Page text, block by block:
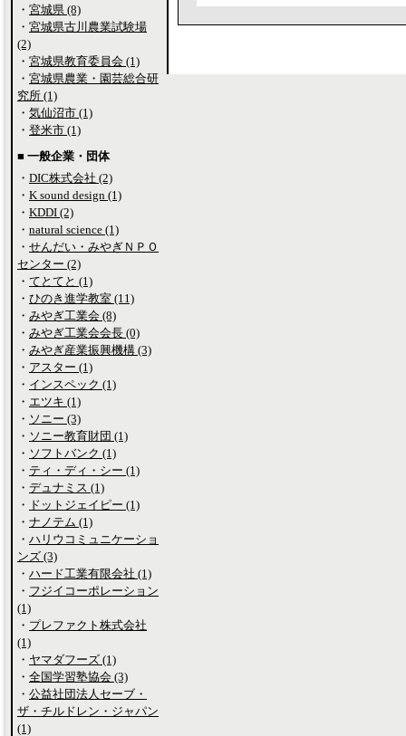
・ 宮城県 (8)
・ 宮城県古川農業試験場
(2)
・ 宮城県教育委員会 (1)
・ 宮城県農業・園芸総合研
究所 (1)
・ 気仙沼市 (1)
・ 登米市 (1)
■ 一般企業・団体
・ DIC株式会社 (2)
・ K sound design (1)
・ KDDI (2)
・ natural science (1)
・ せんだい・みやぎＮＰＯ
センター (2)
・ てとてと (1)
・ ひのき進学教室 (11)
・ みやぎ工業会 (8)
・ みやぎ工業会会長 (0)
・ みやぎ産業振興機構 (3)
・ アスター (1)
・ インスペック (1)
・ エツキ (1)
・ ソニー (3)
・ ソニー教育財団 (1)
・ ソフトバンク (1)
・ ティ・ディ・シー (1)
・ デュナミス (1)
・ ドットジェイピー (1)
・ ナノテム (1)
・ ハリウコミュニケーショ
ンズ (3)
・ ハード工業有限会社 (1)
・ フジイコーポレーション
(1)
・ プレファクト株式会社
(1)
・ ヤマダフーズ (1)
・ 全国学習塾協会 (3)
・ 公益社団法人セーブ・
ザ・チルドレン・ジャパン
(1)